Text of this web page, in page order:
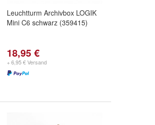
Leuchtturm Archivbox LOGIK
Mini C6 schwarz (359415)
18,95 €
+ 6,95 € Versand